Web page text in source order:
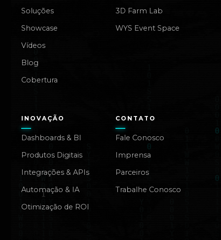
Soluções
Showcase
Vídeos
Blog
Cobertura
3D Farm Lab
WYS Event Space
INOVAÇÃO
Dashboards & BI
Produtos Digitais
Integrações & APIs
Automação & IA
Otimização de ROI
CONTATO
Fale Conosco
Imprensa
Parceiros
Trabalhe Conosco